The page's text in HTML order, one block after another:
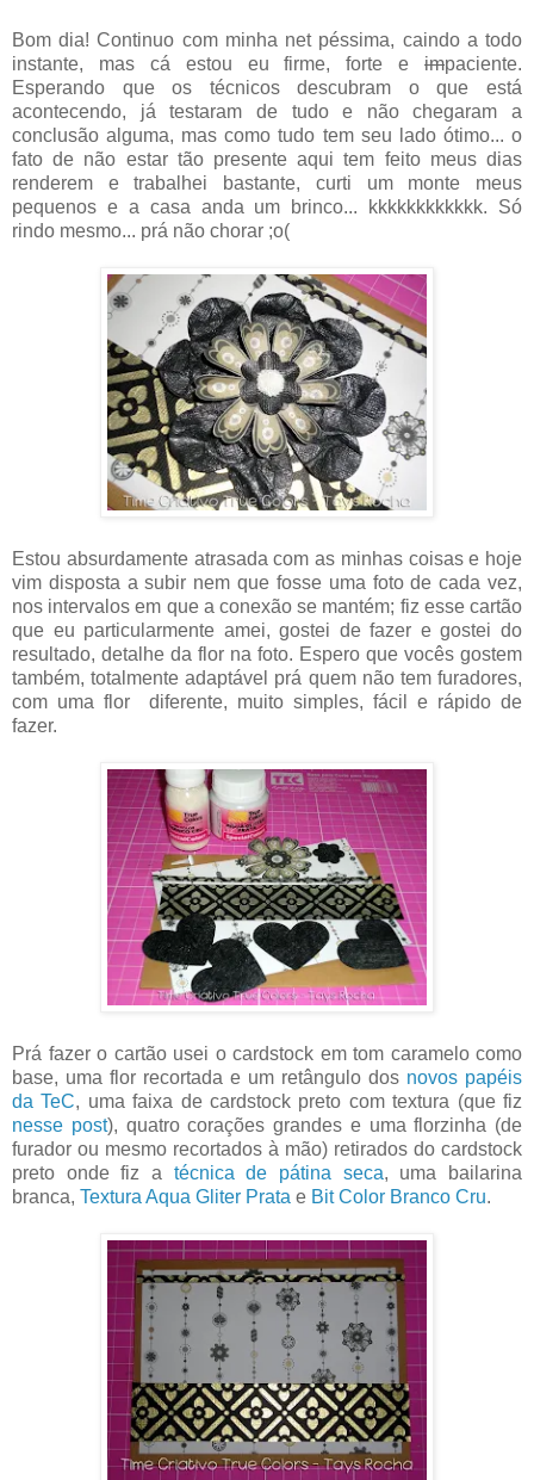
Bom dia! Continuo com minha net péssima, caindo a todo
instante, mas cá estou eu firme, forte e impaciente.
Esperando que os técnicos descubram o que está
acontecendo, já testaram de tudo e não chegaram a
conclusão alguma, mas como tudo tem seu lado ótimo... o
fato de não estar tão presente aqui tem feito meus dias
renderem e trabalhei bastante, curti um monte meus
pequenos e a casa anda um brinco... kkkkkkkkkkkk. Só
rindo mesmo... prá não chorar ;o(
Estou absurdamente atrasada com as minhas coisas e hoje
vim disposta a subir nem que fosse uma foto de cada vez,
nos intervalos em que a conexão se mantém; fiz esse cartão
que eu particularmente amei, gostei de fazer e gostei do
resultado, detalhe da flor na foto. Espero que vocês gostem
também, totalmente adaptável prá quem não tem furadores,
com uma flor diferente, muito simples, fácil e rápido de
fazer.
Prá fazer o cartão usei o cardstock em tom caramelo como
base, uma flor recortada e um retângulo dos novos papéis
da TeC, uma faixa de cardstock preto com textura (que fiz
nesse post), quatro corações grandes e uma florzinha (de
furador ou mesmo recortados à mão) retirados do cardstock
preto onde fiz a técnica de pátina seca, uma bailarina
branca, Textura Aqua Gliter Prata e Bit Color Branco Cru.